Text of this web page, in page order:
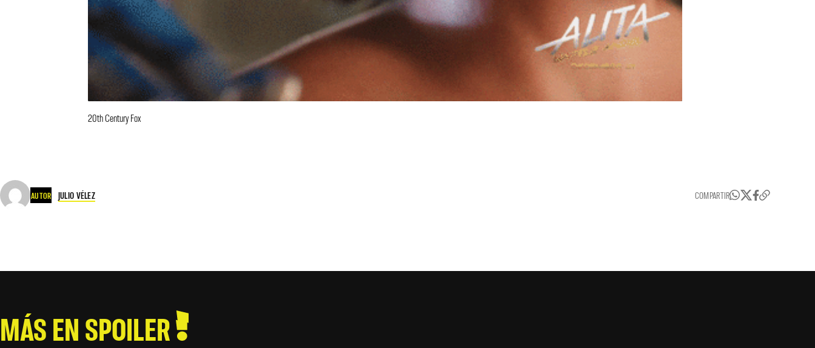
20th Century Fox
AUTOR JULIO VÉLEZ COMPARTIR
MÁS EN SPOILER